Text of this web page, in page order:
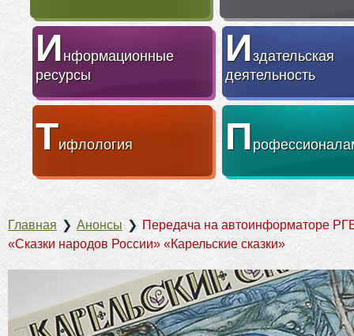
Информационные
ресурсы
Издательская
деятельность
Тифлология П
Главная ❯ Анонсы ❯ Передача на автоинформаторе
«Сказки народов России» «Карельские сказки»